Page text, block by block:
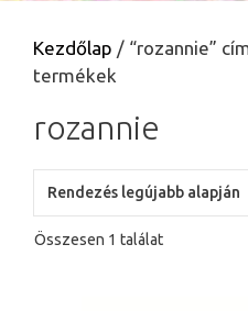
Kezdőlap / “rozannie”
termékek
rozannie
Összesen 1 találat